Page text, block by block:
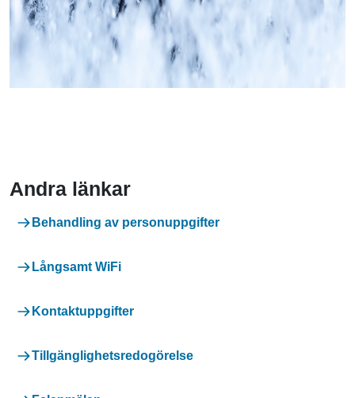
Andra länkar
Behandling av personuppgifter
Långsamt WiFi
Kontaktuppgifter
Tillgänglighetsredogörelse